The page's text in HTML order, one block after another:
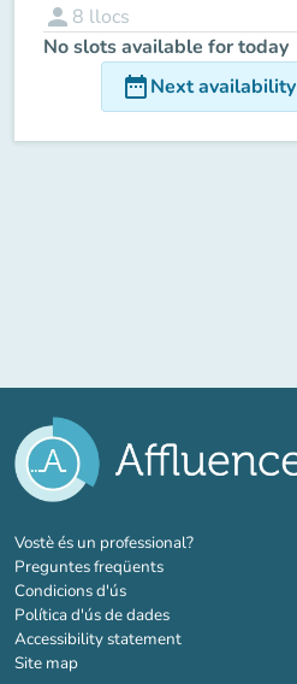
person 8 llocs
No slots available for today
date_rangeNext availability
Vostè és un professional?(new tab)
Preguntes freqüents
Condicions d'ús
Política d'ús de dades
Accessibility statement
Site map